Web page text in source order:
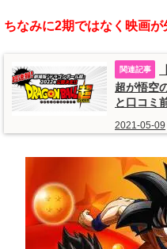
ちなみに2期ではなく映画が
超が悟空
と口コミ
2021-05-09